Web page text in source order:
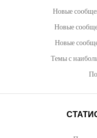
Новые
Новые
Новые
Темы с